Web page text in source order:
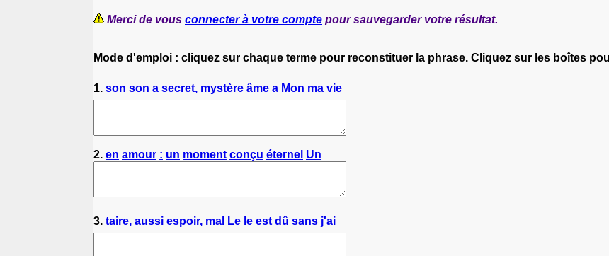
Merci de vous connecter à votre compte pour sauvegarder votre résultat.
Mode d'emploi : cliquez sur chaque terme pour reconstituer la phrase. Cliquez sur les boîtes
1. son son a secret, mystère âme a Mon ma vie
2. en amour : un moment conçu éternel Un
3. taire, aussi espoir, mal Le le est dû sans j'ai